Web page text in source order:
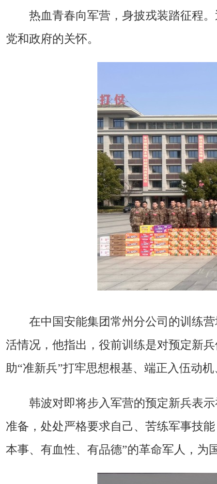
热血青春向军营，身披戎装踏征程
党和政府的关怀。
在中国安能集团常州分公司的训练
活情况，他指出，役前训练是对预定新
助“准新兵”打牢思想根基、端正入伍动
韩波对即将步入军营的预定新兵表
准备，处处严格要求自己、苦练军事技
本事、有血性、有品德”的革命军人，为